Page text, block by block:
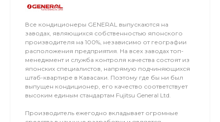
Все кондиционеры GENERAL выпускаются на
заводах, являющихся собственностью японского
производителя на 100%, независимо от географии
расположения предприятия. На всех заводах топ-
менеджмент и служба контроля качества состоят из
японских специалистов, напрямую подчиняющихся
штаб-квартире в Кавасаки. Поэтому где бы ни был
выпущен кондиционер, его качество соответствует
высоким единым стандартам Fujitsu General Ltd.
Производитель ежегодно вкладывает огромные